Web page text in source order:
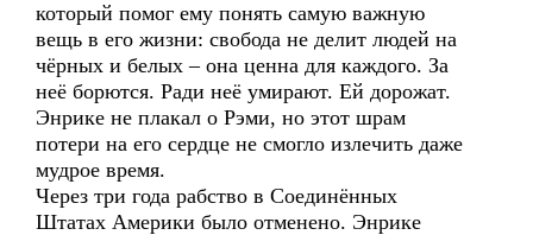
который помог ему понять самую важную
вещь в его жизни: свобода не делит людей на
чёрных и белых – она ценна для каждого. За
неё борются. Ради неё умирают. Ей дорожат.
Энрике не плакал о Рэми, но этот шрам
потери на его сердце не смогло излечить даже
мудрое время.
Через три года рабство в Соединённых
Штатах Америки было отменено. Энрике